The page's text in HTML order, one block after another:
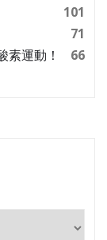
101
71
素運動！
66